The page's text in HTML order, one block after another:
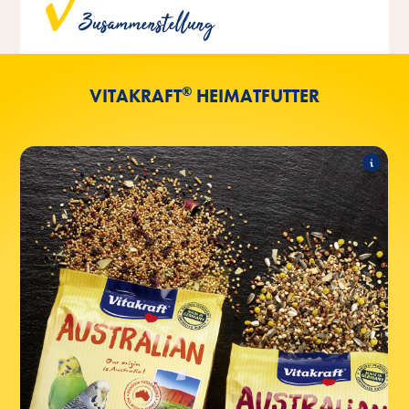
Zusammenstellung
entwickelt und ideal auf die Bedürfnisse der jeweiligen
Vogelart abgestimmt.
VITAKRAFT® HEIMATFUTTER
AUSTRALIAN
Folgende Produkte zählen zum Sortiment:
AUSTRALIAN für Wellensittiche
AUSTRALIAN für australische Grosssittiche